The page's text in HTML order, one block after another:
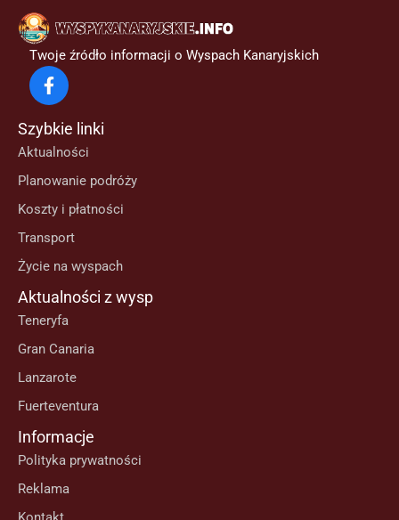
Twoje źródło informacji o Wyspach Kanaryjskich
Szybkie linki
Aktualności
Planowanie podróży
Koszty i płatności
Transport
Życie na wyspach
Aktualności z wysp
Teneryfa
Gran Canaria
Lanzarote
Fuerteventura
Informacje
Polityka prywatności
Reklama